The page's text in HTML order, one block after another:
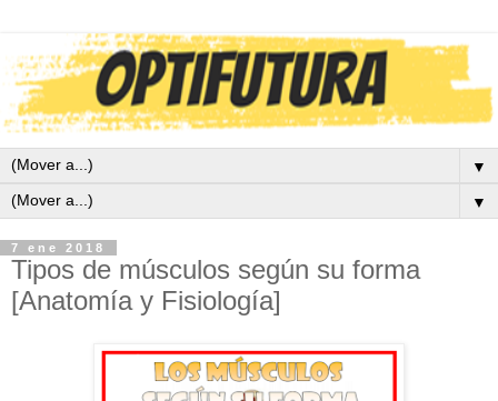
▼
▼
7 ene 2018
Tipos de músculos según su forma
[Anatomía y Fisiología]